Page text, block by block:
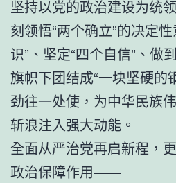
坚持以党的政治建设为统
刻领悟“两个确立”的决定
识”、坚定“四个自信”、做
旗帜下团结成“一块坚硬的
劲往一处使，为中华民族
斩浪注入强大动能。
全面从严治党再启新程，
政治保障作用——